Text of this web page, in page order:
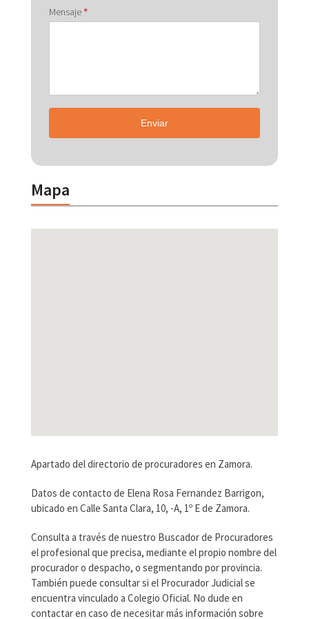
Mensaje*
Enviar
Mapa
Apartado del directorio de procuradores en Zamora.
Datos de contacto de Elena Rosa Fernandez Barrigon,
ubicado en Calle Santa Clara, 10, -A, 1º E de Zamora.
Consulta a través de nuestro Buscador de Procuradores
el profesional que precisa, mediante el propio nombre del
procurador o despacho, o segmentando por provincia.
También puede consultar si el Procurador Judicial se
encuentra vinculado a Colegio Oficial. No dude en
contactar en caso de necesitar más información sobre